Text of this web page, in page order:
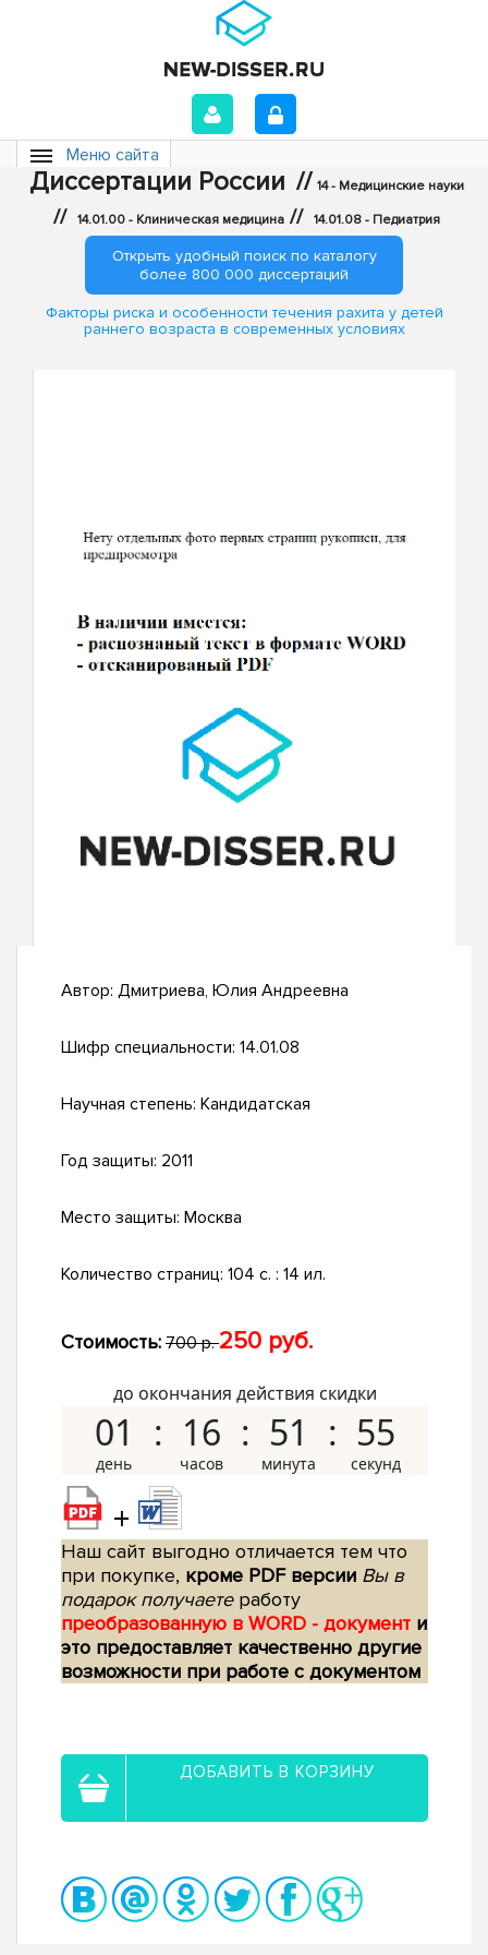
Меню сайта
Диссертации России // 14 - Медицинские науки
// 14.01.00 - Клиническая медицина // 14.01.08 - Педиатрия
Открыть удобный поиск по каталогу
более 800 000 диссертаций
Факторы риска и особенности течения рахита у детей
раннего возраста в современных условиях
Автор: Дмитриева, Юлия Андреевна
Шифр специальности: 14.01.08
Научная степень: Кандидатская
Год защиты: 2011
Место защиты: Москва
Количество страниц: 104 с. : 14 ил.
Стоимость: 700 р.250 руб.
до окончания действия скидки
01 16 51 54
+
Наш сайт выгодно отличается тем что
при покупке, кроме PDF версии Вы в
подарок получаетеработу
преобразованную в WORD - документ и
это предоставляет качественно другие
возможности при работе с документом
ДОБАВИТЬ В КОРЗИНУ